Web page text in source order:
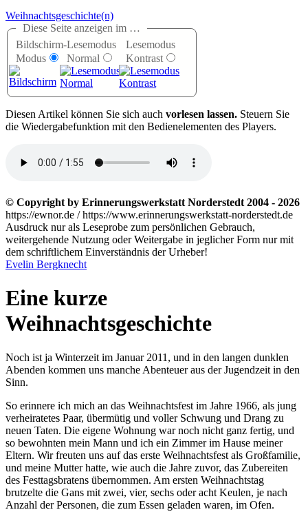
Weihnachtsgeschichte(n)
Diese Seite anzeigen im …
Bildschirm-
Modus
Lesemodus
Normal
Lesemodus
Kontrast
Diesen Artikel können Sie sich auch vorlesen lassen. Steuern Sie
die Wiedergabefunktion mit den Bedienelementen des Players.
© Copyright by Erinnerungswerkstatt Norderstedt 2004 - 2026
https://ewnor.de / https://www.erinnerungswerkstatt-norderstedt.de
Ausdruck nur als Leseprobe zum persönlichen Gebrauch,
weitergehende Nutzung oder Weitergabe in jeglicher Form nur mit
dem schriftlichem Einverständnis der Urheber!
Evelin Bergknecht
Eine kurze
Weihnachtsgeschichte
Noch ist ja Winterzeit im Januar 2011, und in den langen dunklen
Abenden kommen uns manche Abenteuer aus der Jugendzeit in den
Sinn.
So erinnere ich mich an das Weihnachtsfest im Jahre 1966, als jung
verheiratetes Paar, übermütig und voller Schwung und Drang zu
neuen Taten. Die eigene Wohnung war noch nicht ganz fertig, und
so bewohnten mein Mann und ich ein Zimmer im Hause meiner
Eltern. Wir freuten uns auf das erste Weihnachtsfest als Großfamilie,
und meine Mutter hatte, wie auch die Jahre zuvor, das Zubereiten
des Festtagsbratens übernommen. Am ersten Weihnachtstag
brutzelte die Gans mit zwei, vier, sechs oder acht Keulen, je nach
Anzahl der Personen, die zum Essen geladen waren, im Ofen.